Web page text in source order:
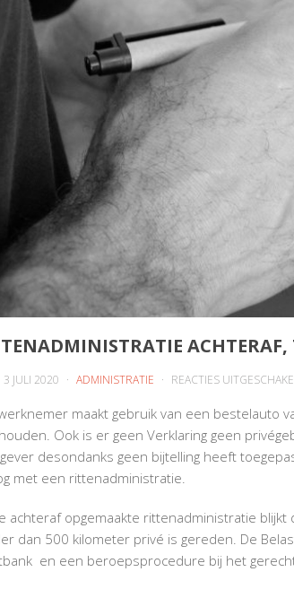
ACHTERAF,
3 JULI 2020 ADMINISTRATIE REACTIES
maakt gebruik van een bestelauto
Ook is er geen Verklaring geen
desondanks geen bijtelling heeft
met een rittenadministratie.
achteraf opgemaakte rittenadministratie
dan 500 kilometer privé is gereden. De
en een beroepsprocedure bij het